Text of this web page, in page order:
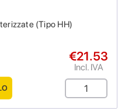
(Tipo HH)
€21.53
Incl. IVA